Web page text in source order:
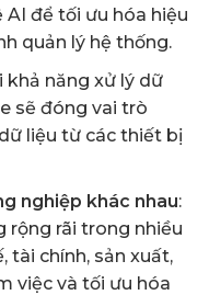
để tối ưu hóa hiệu
quản lý hệ thống.
khả năng xử lý dữ
sẽ đóng vai trò
liệu từ các thiết bị
nghiệp khác nhau:
rộng rãi trong nhiều
tài chính, sản xuất,
việc và tối ưu hóa